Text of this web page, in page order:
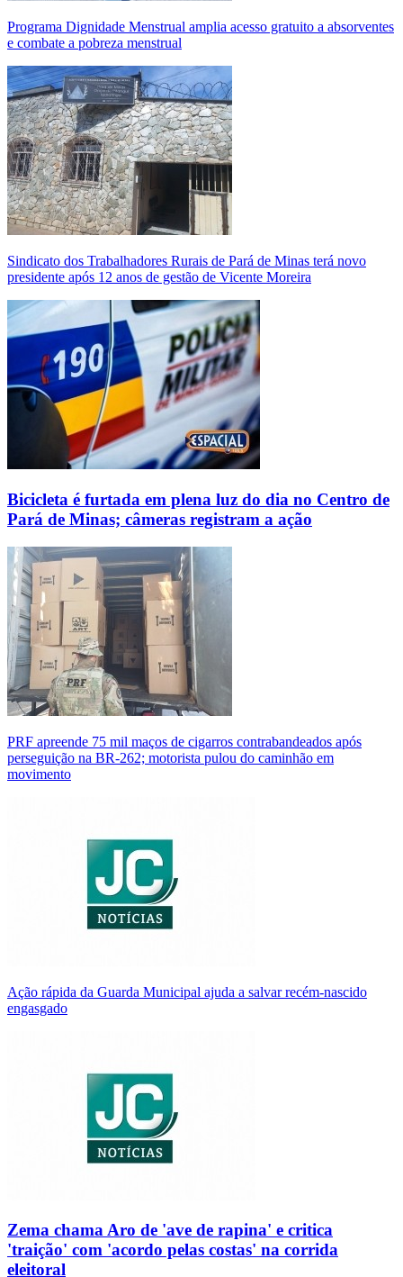
Programa Dignidade Menstrual amplia acesso gratuito a absorventes
e combate a pobreza menstrual
Sindicato dos Trabalhadores Rurais de Pará de Minas terá novo
presidente após 12 anos de gestão de Vicente Moreira
Bicicleta é furtada em plena luz do dia no Centro de
Pará de Minas; câmeras registram a ação
PRF apreende 75 mil maços de cigarros contrabandeados após
perseguição na BR-262; motorista pulou do caminhão em
movimento
Ação rápida da Guarda Municipal ajuda a salvar recém-nascido
engasgado
Zema chama Aro de 'ave de rapina' e critica
'traição' com 'acordo pelas costas' na corrida
eleitoral